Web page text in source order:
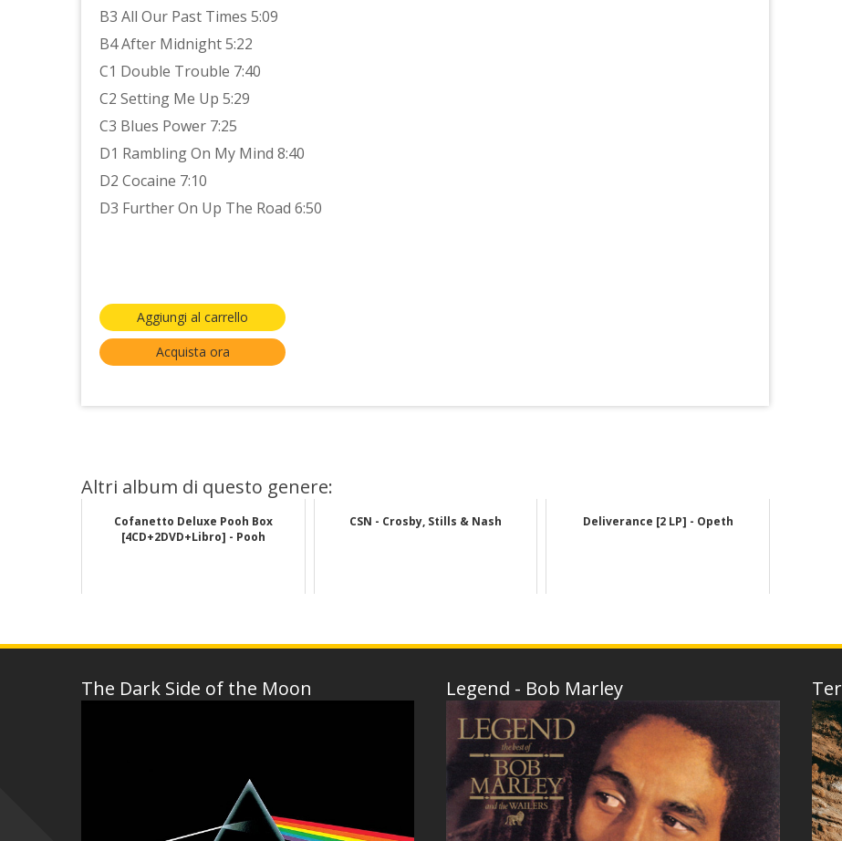
B3 All Our Past Times 5:09
B4 After Midnight 5:22
C1 Double Trouble 7:40
C2 Setting Me Up 5:29
C3 Blues Power 7:25
D1 Rambling On My Mind 8:40
D2 Cocaine 7:10
D3 Further On Up The Road 6:50
Aggiungi al carrello
Acquista ora
Altri album di questo genere:
Cofanetto Deluxe Pooh Box
[4CD+2DVD+Libro] - Pooh
CSN - Crosby, Stills & Nash Deliverance [2 LP] - Opeth
The Dark Side of the Moon Legend - Bob Marley